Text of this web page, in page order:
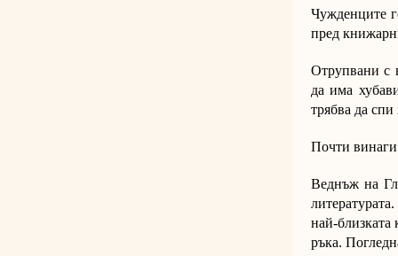
Чужденците
пред
Отрупвани с
да има
трябва да
Почти винаги
Веднъж на
най-
ръка.